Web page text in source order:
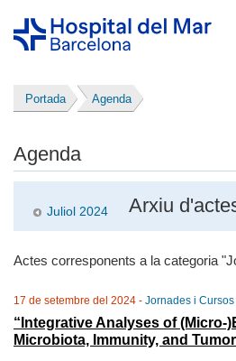
Portada Agenda
Agenda
Juliol 2024 Arxiu
Actes corresponents a la categoria
17 de setembre del 2024 - Jornades i Cursos
“Integrative Analyses of (Micro-
Microbiota, Immunity, and